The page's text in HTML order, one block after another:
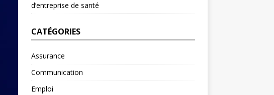
d’entreprise de santé
CATÉGORIES
Assurance
Communication
Emploi